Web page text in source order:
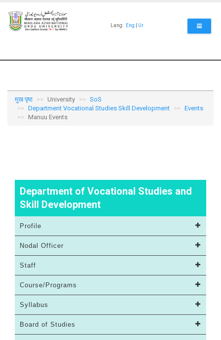
main
content
Lang: Eng Ur
मुख पृष्ठ University
SoS
Department Vocational Studies Skill Development
Events
Manuu Events
Department of Vocational Studies and
Skill Development
Profile
Nodal Officer
Staff
Course/Programs
Syllabus
Board of Studies